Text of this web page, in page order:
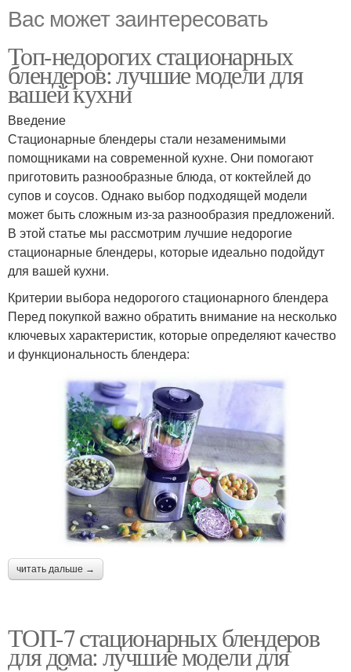
Вас может заинтересовать
Топ-недорогих стационарных
блендеров: лучшие модели для
вашей кухни
Введение
Стационарные блендеры стали незаменимыми
помощниками на современной кухне. Они помогают
приготовить разнообразные блюда, от коктейлей до
супов и соусов. Однако выбор подходящей модели
может быть сложным из-за разнообразия предложений.
В этой статье мы рассмотрим лучшие недорогие
стационарные блендеры, которые идеально подойдут
для вашей кухни.
Критерии выбора недорогого стационарного блендера
Перед покупкой важно обратить внимание на несколько
ключевых характеристик, которые определяют качество
и функциональность блендера:
читать дальше →
ТОП-7 стационарных блендеров
для дома: лучшие модели для